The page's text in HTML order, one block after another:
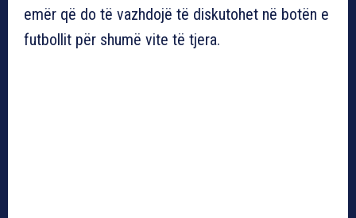
emër që do të vazhdojë të diskutohet në botën e
futbollit për shumë vite të tjera.